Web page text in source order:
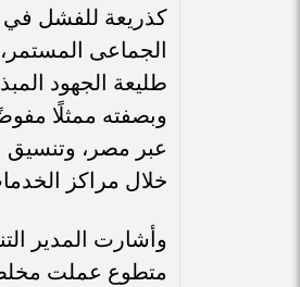
كذريعة للفشل في
الجماعى
طليعة الجهود
وبصفته ممثلًا
عبر مصر، وتنسيق
خلال مراكز
متطوع عملت